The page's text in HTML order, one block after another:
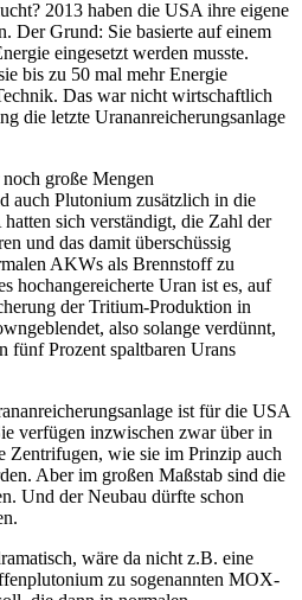
2013 haben die USA ihre eigene
Der Grund: Sie basierte auf einem
eingesetzt werden musste.
bis zu 50 mal mehr Energie
Das war nicht wirtschaftlich
die letzte Urananreicherungsanlage
große Mengen
auch Plutonium zusätzlich in die
sich verständigt, die Zahl der
und das damit überschüssig
AKWs als Brennstoff zu
hochangereicherte Uran ist es, auf
der Tritium-Produktion in
also solange verdünnt,
fünf Prozent spaltbaren Urans
ist für die USA
verfügen inzwischen zwar über in
Zentrifugen, wie sie im Prinzip auch
Aber im großen Maßstab sind die
Und der Neubau dürfte schon
wäre da nicht z.B. eine
zu sogenannten MOX-